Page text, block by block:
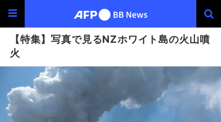
【特集】写真で見るNZホワイト島の火山噴
火